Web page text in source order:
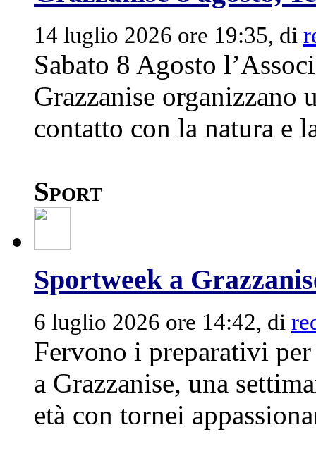
14 luglio 2026 ore 19:35, di
Sabato 8 Agosto
Grazzanise organizzano
contatto con la natura e
Sport
Sportweek a
6 luglio 2026 ore 14:42, di
Fervono i preparativi
a Grazzanise, una
età con tornei